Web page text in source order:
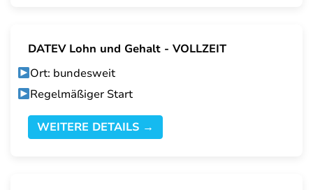
DATEV Lohn und Gehalt - VOLLZEIT
Ort: bundesweit
Regelmäßiger Start
WEITERE DETAILS →